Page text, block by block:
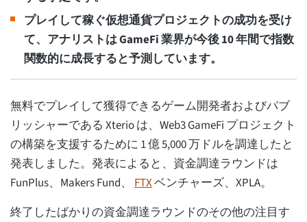
プレイして稼ぐ仮想通貨プロジェクトの成功を受け
て、アナリストは GameFi 業界が今後 10 年間で指数
関数的に成長すると予測しています。
無料でプレイして獲得できるゲーム開発者およびパブ
リッシャーである Xterio は、Web3 GameFi プロジェクト
の構築を支援するために 1 億 5,000 万ドルを調達したと
発表しました。発表によると、資金調達ラウンドは
FunPlus、Makers Fund、 FTXベンチャーズ、XPLA。
終了したばかりの資金調達ラウンドのその他の注目す